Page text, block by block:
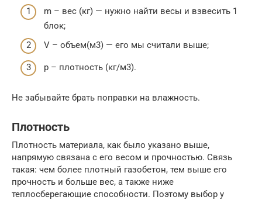
m – вес (кг) — нужно найти весы и взвесить 1
блок;
V – объем(м3) — его мы считали выше;
р – плотность (кг/м3).
Не забывайте брать поправки на влажность.
Плотность
Плотность материала, как было указано выше,
напрямую связана с его весом и прочностью. Связь
такая: чем более плотный газобетон, тем выше его
прочность и больше вес, а также ниже
теплосберегающие способности. Поэтому выбор у